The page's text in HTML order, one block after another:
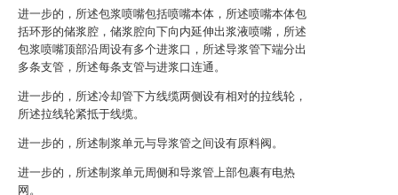
进一步的，所述包浆喷嘴包括喷嘴本体，所述喷嘴本体包
括环形的储浆腔，储浆腔向下向内延伸出浆液喷嘴，所述
包浆喷嘴顶部沿周设有多个进浆口，所述导浆管下端分出
多条支管，所述每条支管与进浆口连通。
进一步的，所述冷却管下方线缆两侧设有相对的拉线轮，
所述拉线轮紧抵于线缆。
进一步的，所述制浆单元与导浆管之间设有原料阀。
进一步的，所述制浆单元周侧和导浆管上部包裹有电热
网。